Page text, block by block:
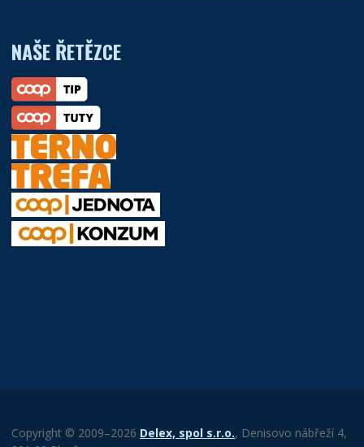
NAŠE ŘETĚZCE
Copyright © 2009–2026 Delex, spol s.r.o., Denisovo nábřeží 4,